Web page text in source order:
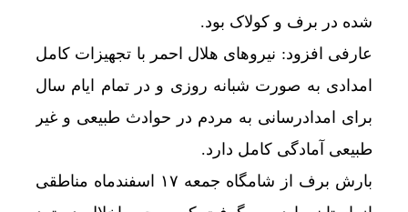
شده در برف و کولاک بود.
عارفی افزود: نیروهای هلال احمر با تجهیزات کامل
امدادی به صورت شبانه روزی و در تمام ایام سال
برای امدادرسانی به مردم در حوادث طبیعی و غیر
طبیعی آمادگی کامل دارد.
بارش برف از شامگاه جمعه ۱۷ اسفندماه مناطقی